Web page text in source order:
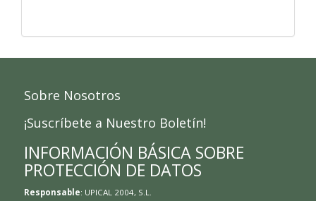
Sobre Nosotros
¡Suscríbete a Nuestro Boletín!
INFORMACIÓN BÁSICA SOBRE
PROTECCIÓN DE DATOS
Responsable: UPICAL 2004, S.L.